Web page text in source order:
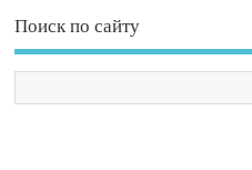
Поиск по сайту